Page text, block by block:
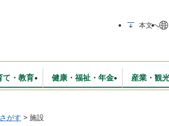
本文へ
防災・行政無線
て・教育
保育
健康・福祉・年金
福祉
産業・観
農林業
文化
坂城町について
がす > 施設